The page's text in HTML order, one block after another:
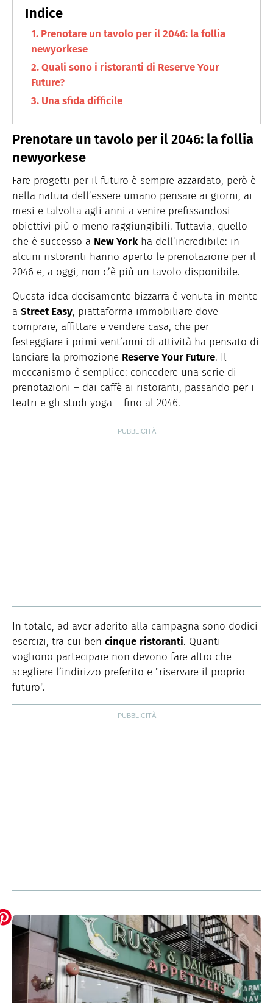
Prenotare un tavolo per il 2046: la follia
newyorkese
Quali sono i ristoranti di Reserve Your
Future?
Una sfida difficile
Prenotare un tavolo per il 2046: la follia
newyorkese
Fare progetti per il futuro è sempre azzardato, però è
nella natura dell’essere umano pensare ai giorni, ai
mesi e talvolta agli anni a venire prefissandosi
obiettivi più o meno raggiungibili. Tuttavia, quello
che è successo a New York ha dell’incredibile: in
alcuni ristoranti hanno aperto le prenotazione per il
2046 e, a oggi, non c’è più un tavolo disponibile.
Questa idea decisamente bizzarra è venuta in mente
a Street Easy, piattaforma immobiliare dove
comprare, affittare e vendere casa, che per
festeggiare i primi vent’anni di attività ha pensato di
lanciare la promozione Reserve Your Future. Il
meccanismo è semplice: concedere una serie di
prenotazioni – dai caffè ai ristoranti, passando per i
teatri e gli studi yoga – fino al 2046.
In totale, ad aver aderito alla campagna sono dodici
esercizi, tra cui ben cinque ristoranti. Quanti
vogliono partecipare non devono fare altro che
scegliere l’indirizzo preferito e "riservare il proprio
futuro".